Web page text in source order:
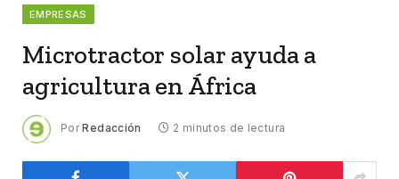
EMPRESAS
Microtractor solar ayuda a
agricultura en África
Por Redacción 2 minutos de lectura